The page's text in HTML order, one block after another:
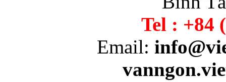
Tel : +84
Email: